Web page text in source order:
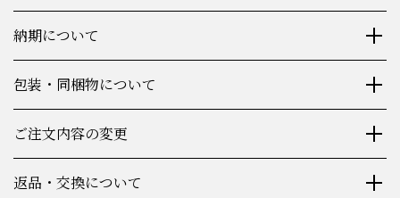
納期について
包装・同梱物について
ご注文内容の変更
返品・交換について